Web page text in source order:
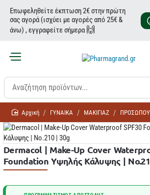
Επωφεληθείτε έκπτωση 2€ στην πρώτη
σας αγορά (ισχύει με αγορές από 25€ &
άνω) , εγγραφείτε σήμερα 🙌
homeΓΥΝΑΙΚΑ ΜΑΚΙΓΙΑΖ ΠΡΟΣΩΠΟΥ
Dermacol | Make-Up Cover
Foundation Υψηλής Κάλυψης |